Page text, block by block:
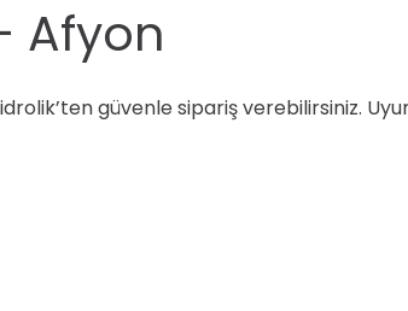
Afyon
güvenle sipariş verebilirsiniz.